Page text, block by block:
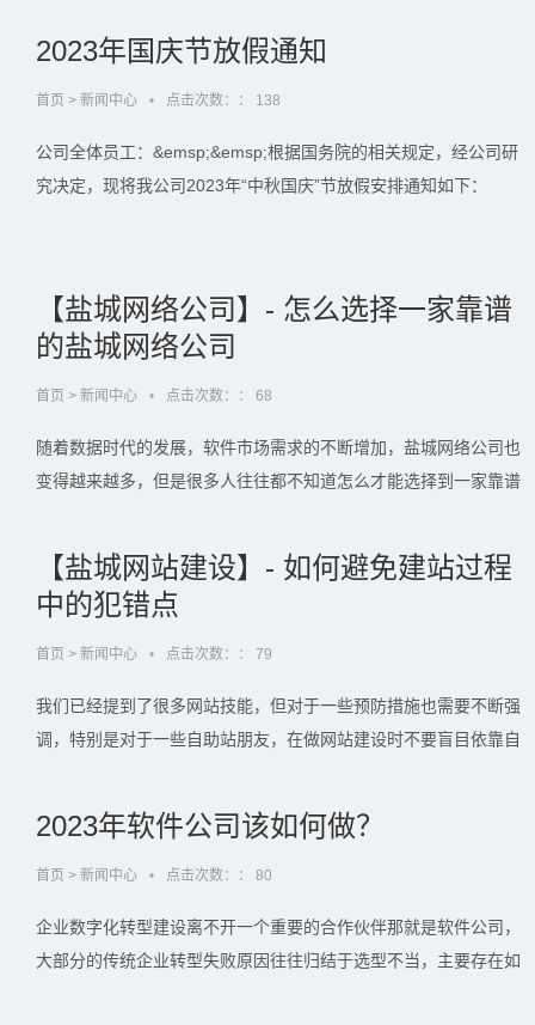
一、针对性强…...
2023年国庆节放假通知
首页 > 新闻中心 • 点击次数：： 138
公司全体员工：&emsp;&emsp;根据国务院的相关规定，经公司研
究决定，现将我公司2023年“中秋国庆”节放假安排通知如下：
【盐城网络公司】- 怎么选择一家靠谱
的盐城网络公司
首页 > 新闻中心 • 点击次数：： 68
随着数据时代的发展，软件市场需求的不断增加，盐城网络公司也
变得越来越多，但是很多人往往都不知道怎么才能选择到一家靠谱
务以及产品经理。他们必须…...
【盐城网站建设】- 如何避免建站过程
中的犯错点
首页 > 新闻中心 • 点击次数：： 79
我们已经提到了很多网站技能，但对于一些预防措施也需要不断强
调，特别是对于一些自助站朋友，在做网站建设时不要盲目依靠自
部分。那在网站建设过程中…...
2023年软件公司该如何做？
首页 > 新闻中心 • 点击次数：： 80
企业数字化转型建设离不开一个重要的合作伙伴那就是软件公司，
大部分的传统企业转型失败原因往往归结于选型不当，主要存在如